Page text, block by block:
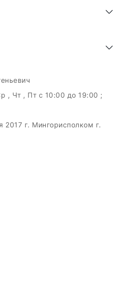
, Чт , Пт c 10:00 до 19:00 ;
г. Мингорисполком г.